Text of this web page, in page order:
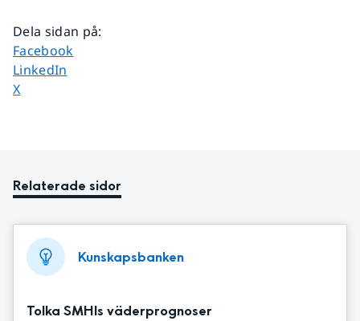
Dela sidan på:
Dela sidan på
Facebook
Dela sidan på
LinkedIn
Dela sidan på
X
Relaterade sidor
Kunskapsbanken
Tolka SMHIs väderprognoser